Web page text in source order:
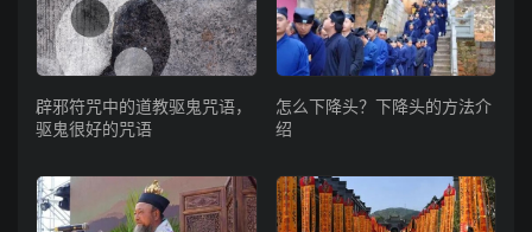
辟邪符咒中的道教驱鬼咒语，
驱鬼很好的咒语
怎么下降头？下降头的方法介
绍